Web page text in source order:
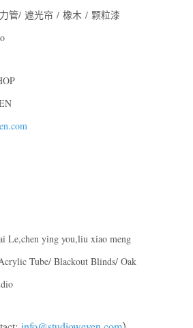
管/ 遮光帘 / 橡木 / 颗粒漆
Le,chen ying you,liu xiao meng
Tube/ Blackout Blinds/ Oak